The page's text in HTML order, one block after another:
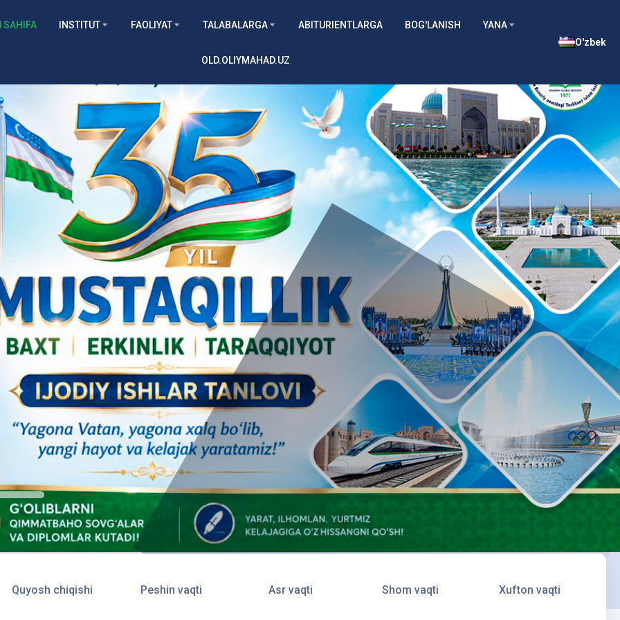
SAHIFA INSTITUT FAOLIYAT TALABALARGA ABITURIENTLARGA BOG'LANISH YANA
OLD.OLIYMAHAD.UZ
O'zbek
Quyosh chiqishi Peshin vaqti Asr vaqti Shom vaqti Xufton vaqti